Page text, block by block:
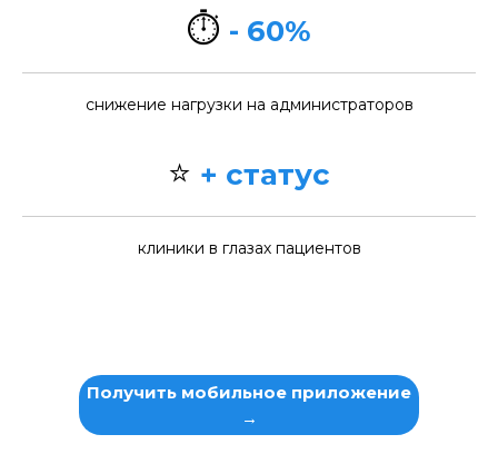
⏱️ - 60%
снижение нагрузки на администраторов
⭐ + статус
клиники в глазах пациентов
Получить мобильное приложение
→